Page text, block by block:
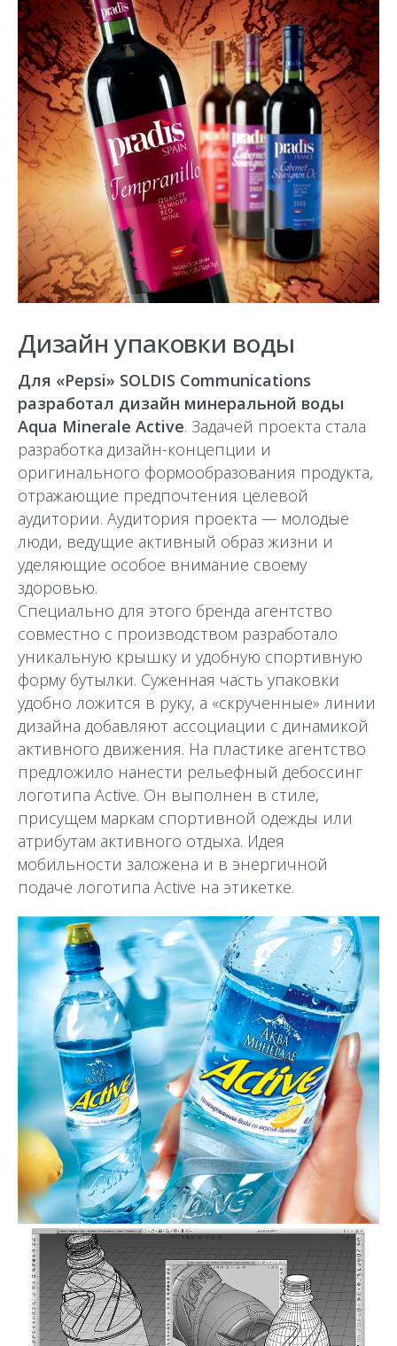
Дизайн упаковки воды
Для «Pepsi» SOLDIS Сommunications
разработал дизайн минеральной воды
Aqua Minerale Active. Задачей проекта стала
разработка дизайн-концепции и
оригинального формообразования продукта,
отражающие предпочтения целевой
аудитории. Аудитория проекта — молодые
люди, ведущие активный образ жизни и
уделяющие особое внимание своему
здоровью.
Специально для этого бренда агентство
совместно с производством разработало
уникальную крышку и удобную спортивную
форму бутылки. Суженная часть упаковки
удобно ложится в руку, а «скрученные» линии
дизайна добавляют ассоциации с динамикой
активного движения. На пластике агентство
предложило нанести рельефный дебоссинг
логотипа Active. Он выполнен в стиле,
присущем маркам спортивной одежды или
атрибутам активного отдыха. Идея
мобильности заложена и в энергичной
подаче логотипа Active на этикетке.